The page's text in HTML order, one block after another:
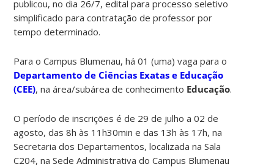
publicou, no dia 26/7, edital para processo seletivo
simplificado para contratação de professor por
tempo determinado.
Para o Campus Blumenau, há 01 (uma) vaga para o
Departamento de Ciências Exatas e Educação
(CEE), na área/subárea de conhecimento Educação.
O período de inscrições é de 29 de julho a 02 de
agosto, das 8h às 11h30min e das 13h às 17h, na
Secretaria dos Departamentos, localizada na Sala
C204, na Sede Administrativa do Campus Blumenau